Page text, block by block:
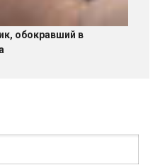
обокравший в